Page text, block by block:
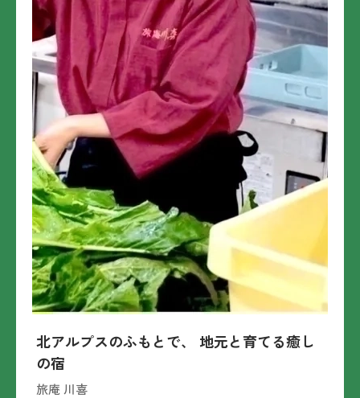
北アルプスのふもとで、 地元と育てる癒し
の宿
旅庵 川喜